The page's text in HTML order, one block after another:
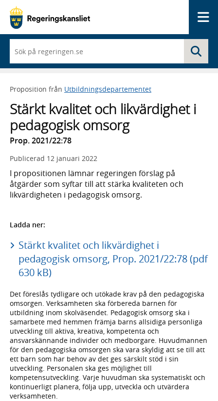
du
börjar
skriva
framträder
lista
med
sökförslag
Proposition från Utbildningsdepartementet
Stärkt kvalitet och likvärdighet i
pedagogisk omsorg
Prop. 2021/22:78
Publicerad 12 januari 2022
I propositionen lämnar regeringen förslag på
åtgärder som syftar till att stärka kvaliteten och
likvärdigheten i pedagogisk omsorg.
Ladda ner:
Stärkt kvalitet och likvärdighet i
pedagogisk omsorg, Prop. 2021/22:78 (pdf
630 kB)
Det föreslås tydligare och utökade krav på den pedagogiska
omsorgen. Verksamheten ska förbereda barnen för
utbildning inom skolväsendet. Pedagogisk omsorg ska i
samarbete med hemmen främja barns allsidiga personliga
utveckling till aktiva, kreativa, kompetenta och
ansvarskännande individer och medborgare. Huvudmannen
för den pedagogiska omsorgen ska vara skyldig att se till att
ett barn som har behov av det ges särskilt stöd i sin
utveckling. Personalen ska ges möjlighet till
kompetensutveckling. Varje huvudman ska systematiskt och
kontinuerligt planera, följa upp, utveckla och utvärdera
verksamheten.